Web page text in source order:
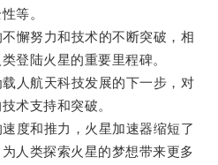
等。
努力和技术的不断突破，相
登陆火星的重要里程碑。
航天科技发展的下一步，对
术支持和突破。
和推力，火星加速器缩短了
人类探索火星的梦想带来更多